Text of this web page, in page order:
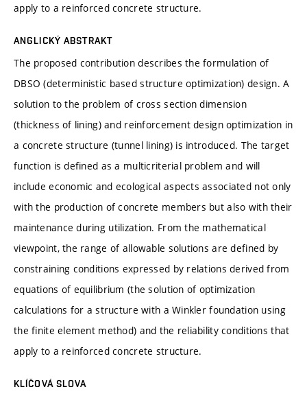
apply to a reinforced concrete structure.
ANGLICKÝ ABSTRAKT
The proposed contribution describes the formulation of
DBSO (deterministic based structure optimization) design. A
solution to the problem of cross section dimension
(thickness of lining) and reinforcement design optimization in
a concrete structure (tunnel lining) is introduced. The target
function is defined as a multicriterial problem and will
include economic and ecological aspects associated not only
with the production of concrete members but also with their
maintenance during utilization. From the mathematical
viewpoint, the range of allowable solutions are defined by
constraining conditions expressed by relations derived from
equations of equilibrium (the solution of optimization
calculations for a structure with a Winkler foundation using
the finite element method) and the reliability conditions that
apply to a reinforced concrete structure.
KLÍČOVÁ SLOVA